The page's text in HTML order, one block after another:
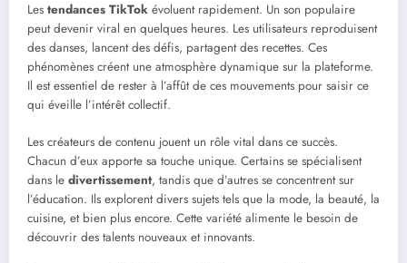
Les tendances TikTok évoluent rapidement. Un son populaire
peut devenir viral en quelques heures. Les utilisateurs reproduisent
des danses, lancent des défis, partagent des recettes. Ces
phénomènes créent une atmosphère dynamique sur la plateforme.
Il est essentiel de rester à l’affût de ces mouvements pour saisir ce
qui éveille l’intérêt collectif.
Les créateurs de contenu jouent un rôle vital dans ce succès.
Chacun d’eux apporte sa touche unique. Certains se spécialisent
dans le divertissement, tandis que d’autres se concentrent sur
l’éducation. Ils explorent divers sujets tels que la mode, la beauté, la
cuisine, et bien plus encore. Cette variété alimente le besoin de
découvrir des talents nouveaux et innovants.